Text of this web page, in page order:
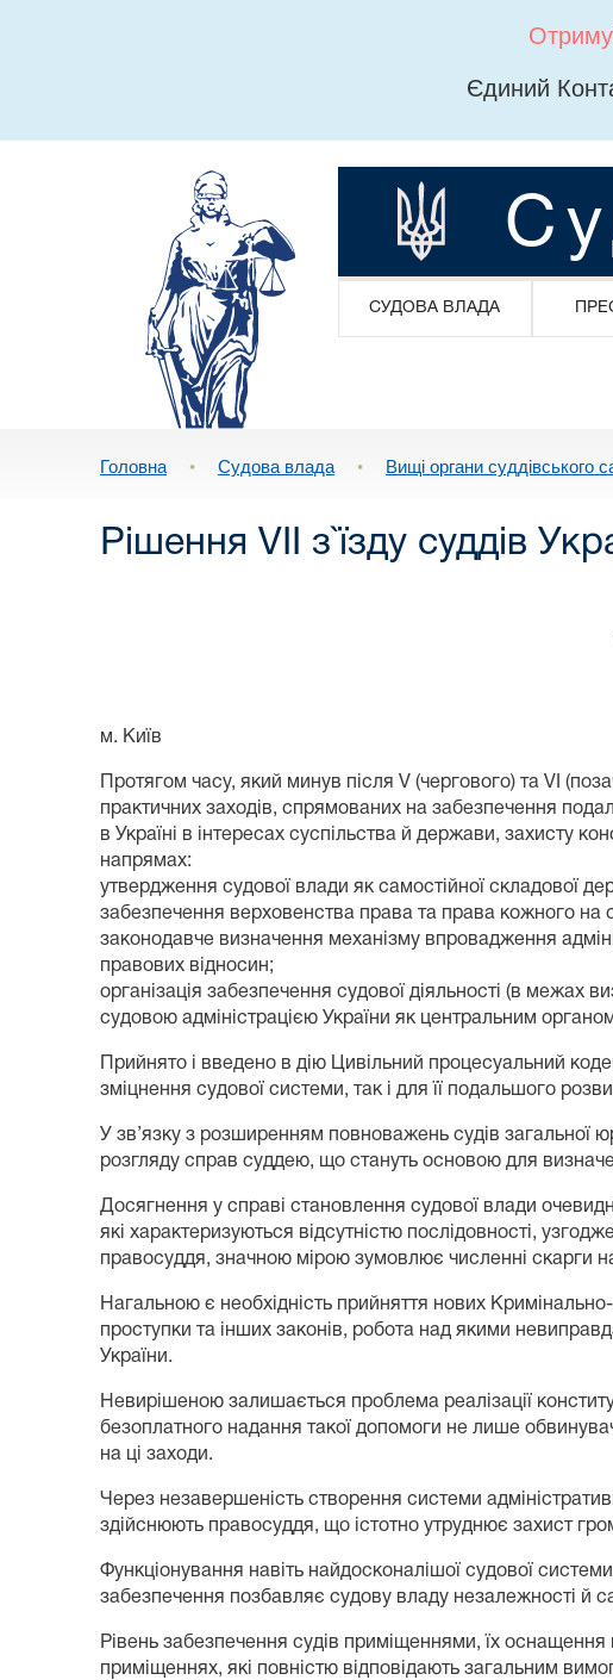
Єдиний
СУДОВА ВЛАДА
Головна • Судова влада • Вищі органи суддівського
Рішення VII з`їзду суддів
м. Київ
Протягом часу, який минув після V (чергового) та VІ
практичних заходів, спрямованих на забезпечення
в Україні в інтересах суспільства й держави, захисту
напрямах:
утвердження судової влади як самостійної складової
забезпечення верховенства права та права кожного
законодавче визначення механізму впровадження
правових відносин;
організація забезпечення судової діяльності (в
судовою адміністрацією України як центральним
Прийнято і введено в дію Цивільний процесуальний
зміцнення судової системи, так і для її подальшого
У зв’язку з розширенням повноважень судів загальної
розгляду справ суддею, що стануть основою для
Досягнення у справі становлення судової влади
які характеризуються відсутністю послідовності,
правосуддя, значною мірою зумовлює численні скарги
Нагальною є необхідність прийняття нових
проступки та інших законів, робота над якими
України.
Невирішеною залишається проблема реалізації
безоплатного надання такої допомоги не лише
на ці заходи.
Через незавершеність створення системи
здійснюють правосуддя, що істотно утруднює захист
Функціонування навіть найдосконалішої судової
забезпечення позбавляє судову владу незалежності й
Рівень забезпечення судів приміщеннями, їх оснащення
приміщеннях, які повністю відповідають загальним